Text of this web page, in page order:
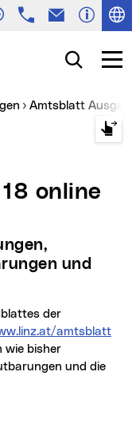
TelefonE-Mail
Suche
Amtsblatt
und
amtsblatt
wie bisher
und die